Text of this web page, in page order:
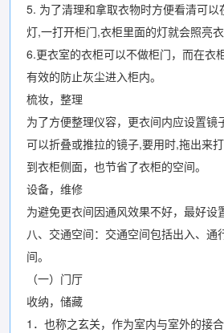
5. 为了清理和拿取衣物时方便看清可
灯,一打开柜门,衣柜里面的灯就会照亮衣
6.更衣室的衣柜可以不做柜门，而在衣
有效的防止灰尘进入柜内。
梳妆，整理
为了方便整理仪容，更衣间内应设置镜
可以折叠或推拉的镜子,要用时,拖出来
到衣柜侧面，也节省了衣柜的空间。
设备，维修
为避免更衣间因通风效果不好，最好设
八、交通空间：交通空间包括出入、通
间。
（一）门厅
收纳，储藏
1．也称之玄关，作为室内与室外的接